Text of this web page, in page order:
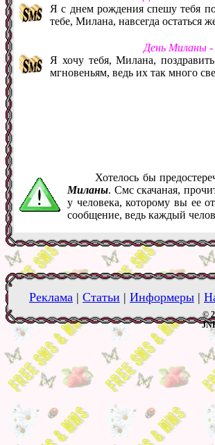
Я с днем рождения спешу тебя
тебе, Милана, навсегда остаться
День Миланы
Я хочу тебя, Милана,
мгновеньям, ведь их так много
Хотелось бы
Миланы. Смс скачаная,
у человека, которому вы ее
сообщение, ведь каждый
Реклама | Статьи | Информеры |
©